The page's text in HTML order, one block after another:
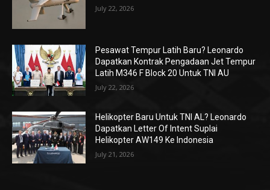
July 22, 2026
Pesawat Tempur Latih Baru? Leonardo
Dapatkan Kontrak Pengadaan Jet Tempur
Latih M346 F Block 20 Untuk TNI AU
July 22, 2026
Helikopter Baru Untuk TNI AL? Leonardo
Dapatkan Letter Of Intent Suplai
Helikopter AW149 Ke Indonesia
July 21, 2026